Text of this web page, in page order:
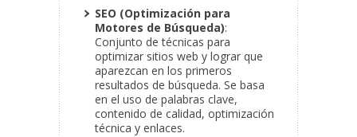
SEO (Optimización para
Motores de Búsqueda):
Conjunto de técnicas para
optimizar sitios web y lograr que
aparezcan en los primeros
resultados de búsqueda. Se basa
en el uso de palabras clave,
contenido de calidad, optimización
técnica y enlaces.